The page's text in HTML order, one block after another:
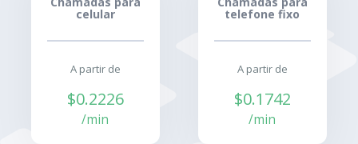
celular
A partir de
$0.2226
/min
telefone fixo
A partir de
$0.1742
/min